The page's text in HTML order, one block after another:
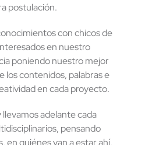
postulación.
con chicos de
en nuestro
poniendo nuestro mejor
los contenidos, palabras e
en cada proyecto.
adelante cada
pensando
en quiénes van a estar ahí,